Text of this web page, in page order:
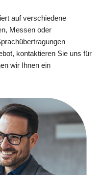
auf verschiedene
Messen oder
kontaktieren Sie uns für
wir Ihnen ein